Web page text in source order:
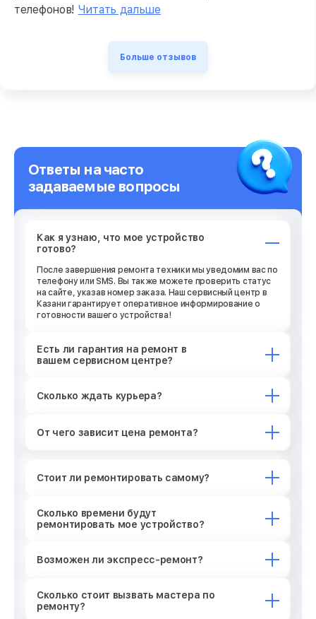
телефонов! Читать дальше
Больше отзывов
Ответы на часто
задаваемые вопросы
Как я узнаю, что мое устройство
готово?
После завершения ремонта техники мы уведомим вас по
телефону или SMS. Вы также можете проверить статус
на сайте, указав номер заказа. Наш сервисный центр в
Казани гарантирует оперативное информирование о
готовности вашего устройства!
Есть ли гарантия на ремонт в
вашем сервисном центре?
Сколько ждать курьера?
От чего зависит цена ремонта?
Стоит ли ремонтировать самому?
Сколько времени будут
ремонтировать мое устройство?
Возможен ли экспресс-ремонт?
Сколько стоит вызвать мастера по
ремонту?